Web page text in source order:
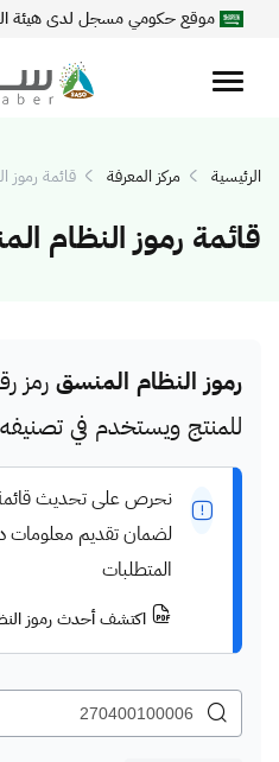
موقع حكومي مسجل لدى هيئة
الرئيسية مركز المعرفة قائمة رموز
قائمة رموز النظام
رموز النظام المنسق رمز
للمنتج ويستخدم في
نحرص على تحديث قائمة
لضمان تقديم معلومات
المتطلبات
اكتشف أحدث رموز